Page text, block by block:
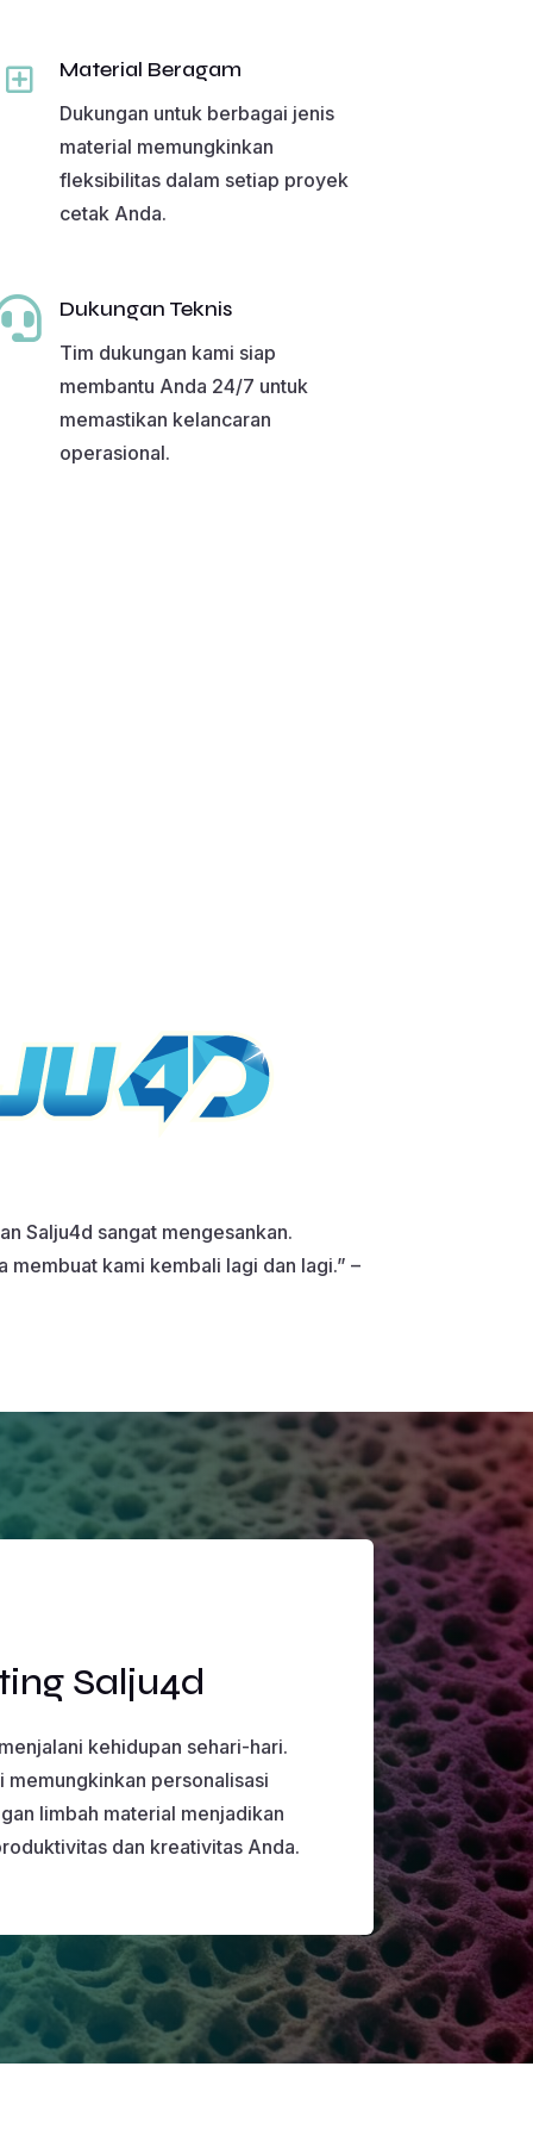
Material Beragam
Dukungan untuk berbagai jenis
material memungkinkan
fleksibilitas dalam setiap proyek
cetak Anda.
Dukungan Teknis
Tim dukungan kami siap
membantu Anda 24/7 untuk
memastikan kelancaran
operasional.
Salju4d sangat mengesankan.
membuat kami kembali lagi dan lagi.” –
Salju4d
kehidupan sehari-hari.
personalisasi
limbah material menjadikan
dan kreativitas Anda.